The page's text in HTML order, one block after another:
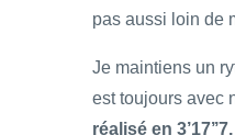
pas aussi loin de
Je maintiens un
est toujours avec
réalisé en